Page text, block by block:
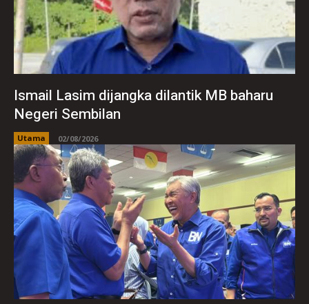
Ismail Lasim dijangka dilantik MB baharu
Negeri Sembilan
Utama 02/08/2026